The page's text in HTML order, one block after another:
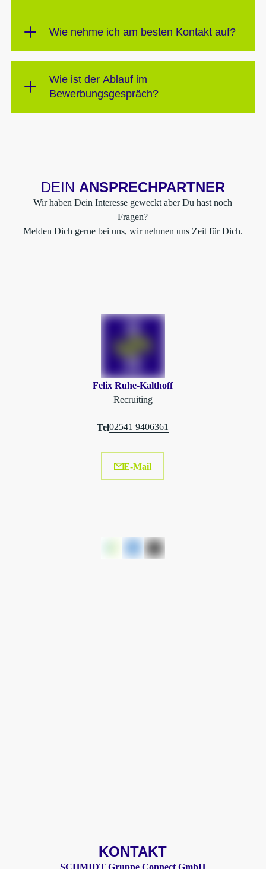
Wie nehme ich am besten Kontakt auf?
Wie ist der Ablauf im
Bewerbungsgespräch?
DEIN ANSPRECHPARTNER
Wir haben Dein Interesse geweckt aber Du hast noch
Fragen?
Melden Dich gerne bei uns, wir nehmen uns Zeit für Dich.
Felix Ruhe-Kalthoff
Recruiting
Tel02541 9406361
E-Mail
KONTAKT
SCHMIDT Gruppe Connect GmbH